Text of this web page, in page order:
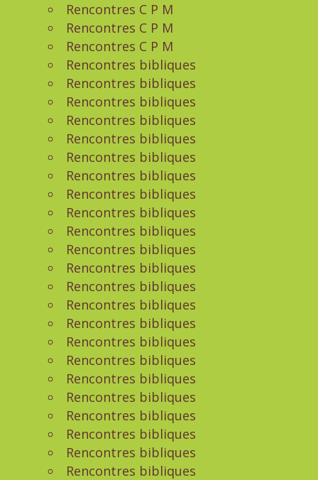
Rencontres C P M
Rencontres C P M
Rencontres C P M
Rencontres bibliques
Rencontres bibliques
Rencontres bibliques
Rencontres bibliques
Rencontres bibliques
Rencontres bibliques
Rencontres bibliques
Rencontres bibliques
Rencontres bibliques
Rencontres bibliques
Rencontres bibliques
Rencontres bibliques
Rencontres bibliques
Rencontres bibliques
Rencontres bibliques
Rencontres bibliques
Rencontres bibliques
Rencontres bibliques
Rencontres bibliques
Rencontres bibliques
Rencontres bibliques
Rencontres bibliques
Rencontres bibliques